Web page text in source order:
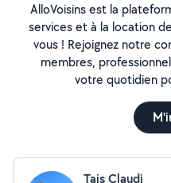
AlloVoisins est la
services et à la location
vous ! Rejoignez notre
membres,
votre quotidien
Tais Claudi